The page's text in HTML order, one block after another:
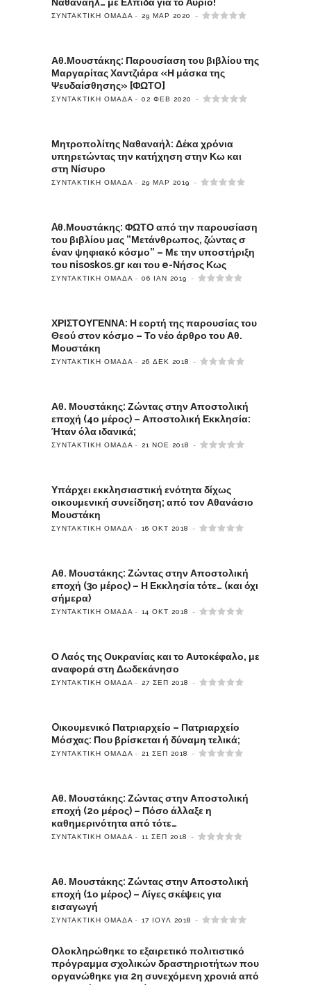
ΣΥΝΤΑΚΤΙΚΉ ΟΜΆΔΑ 29 ΜΑΡ 2020
Αθ.Μουστάκης: Παρουσίαση του βιβλίου της
Μαργαρίτας Χαντζιάρα «Η μάσκα της
Ψευδαίσθησης» [ΦΩΤΟ]
ΣΥΝΤΑΚΤΙΚΉ ΟΜΆΔΑ 02 ΦΕΒ 2020
Μητροπολίτης Ναθαναήλ: Δέκα χρόνια
υπηρετώντας την κατήχηση στην Κω και
στη Νίσυρο
ΣΥΝΤΑΚΤΙΚΉ ΟΜΆΔΑ 29 ΜΑΡ 2019
Aθ.Μουστάκης: ΦΩΤΟ από την παρουσίαση
του βιβλίου μας ”Μετάνθρωπος, ζώντας σ
έναν ψηφιακό κόσμο” – Με την υποστήριξη
του nisoskos.gr και του e-Νήσος Κως
ΣΥΝΤΑΚΤΙΚΉ ΟΜΆΔΑ 06 ΙΑΝ 2019
ΧΡΙΣΤΟΥΓΕΝΝΑ: Η εορτή της παρουσίας του
Θεού στον κόσμο – Το νέο άρθρο του Αθ.
Μουστάκη
ΣΥΝΤΑΚΤΙΚΉ ΟΜΆΔΑ 26 ΔΕΚ 2018
Αθ. Μουστάκης: Ζώντας στην Αποστολική
εποχή (4ο μέρος) – Αποστολική Εκκλησία:
Ήταν όλα ιδανικά;
ΣΥΝΤΑΚΤΙΚΉ ΟΜΆΔΑ 21 ΝΟΈ 2018
Υπάρχει εκκλησιαστική ενότητα δίχως
οικουμενική συνείδηση; από τον Αθανάσιο
Μουστάκη
ΣΥΝΤΑΚΤΙΚΉ ΟΜΆΔΑ 16 ΟΚΤ 2018
Αθ. Μουστάκης: Ζώντας στην Αποστολική
εποχή (3ο μέρος) – Η Εκκλησία τότε… (και όχι
σήμερα)
ΣΥΝΤΑΚΤΙΚΉ ΟΜΆΔΑ 14 ΟΚΤ 2018
Ο Λαός της Ουκρανίας και το Αυτοκέφαλο, με
αναφορά στη Δωδεκάνησο
ΣΥΝΤΑΚΤΙΚΉ ΟΜΆΔΑ 27 ΣΕΠ 2018
Oικουμενικό Πατριαρχείο – Πατριαρχείο
Μόσχας: Που βρίσκεται ή δύναμη τελικά;
ΣΥΝΤΑΚΤΙΚΉ ΟΜΆΔΑ 21 ΣΕΠ 2018
Αθ. Μουστάκης: Ζώντας στην Αποστολική
εποχή (2ο μέρος) – Πόσο άλλαξε η
καθημερινότητα από τότε…
ΣΥΝΤΑΚΤΙΚΉ ΟΜΆΔΑ 11 ΣΕΠ 2018
Αθ. Μουστάκης: Ζώντας στην Αποστολική
εποχή (1ο μέρος) – Λίγες σκέψεις για
εισαγωγή
ΣΥΝΤΑΚΤΙΚΉ ΟΜΆΔΑ 17 ΙΟΎΛ 2018
Ολοκληρώθηκε το εξαιρετικό πολιτιστικό
πρόγραμμα σχολικών δραστηριοτήτων που
οργανώθηκε για 2η συνεχόμενη χρονιά από